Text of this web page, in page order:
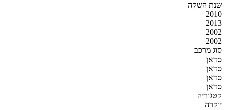
שנת השקה
2010
2013
2002
2002
סוג מרכב
סדאן
סדאן
סדאן
סדאן
קטגוריה
יוקרה